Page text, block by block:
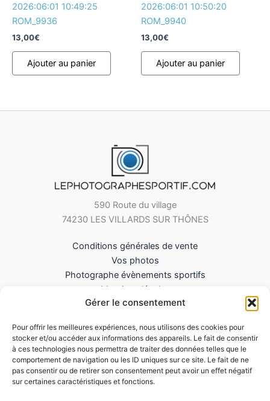
Gérer le consentement
Pour offrir les meilleures expériences, nous utilisons des cookies pour
stocker et/ou accéder aux informations des appareils. Le fait de consentir
à ces technologies nous permettra de traiter des données telles que le
comportement de navigation ou les ID uniques sur ce site. Le fait de ne
pas consentir ou de retirer son consentement peut avoir un effet négatif
sur certaines caractéristiques et fonctions.
2026:06:01 10:49:25
ROM_9936
13,00€
Ajouter au panier
2026:06:01 10:50:20
ROM_9940
13,00€
Ajouter au panier
590 Route du village
74230 LES VILLARDS SUR THÔNES
Conditions générales de vente
Vos photos
Photographe évènements sportifs
Mentions légales
Mes Téléchargements
Politique de cookies (UE)